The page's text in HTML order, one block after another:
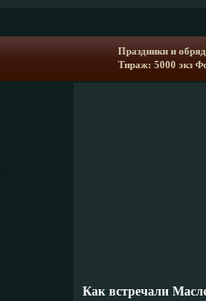
Праздники и
Тираж: 5000 экз
Как встречали